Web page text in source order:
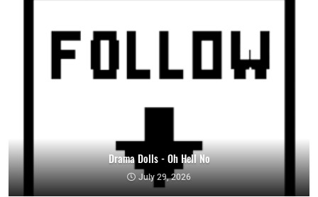
Drama Dolls - Oh Hell No
July 29, 2026